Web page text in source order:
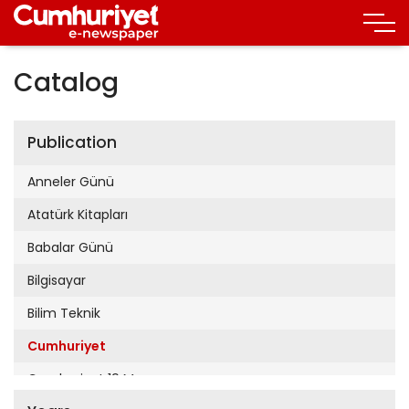
Catalog
Publication
Anneler Günü
Atatürk Kitapları
Babalar Günü
Bilgisayar
Bilim Teknik
Cumhuriyet
Cumhuriyet 19 Mayıs